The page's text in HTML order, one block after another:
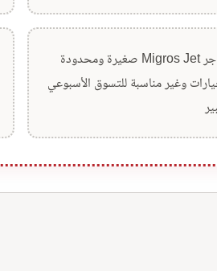
متاجر Migros Jet صغيرة ومحدودة
وغير مناسبة للتسوق الأسبوعي